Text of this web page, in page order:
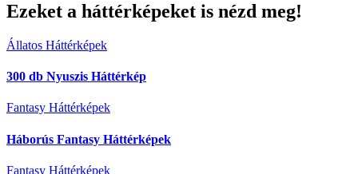
Ezeket a háttérképeket is nézd meg!
Állatos Háttérképek
300 db Nyuszis Háttérkép
Fantasy Háttérképek
Háborús Fantasy Háttérképek
Fantasy Háttérképek